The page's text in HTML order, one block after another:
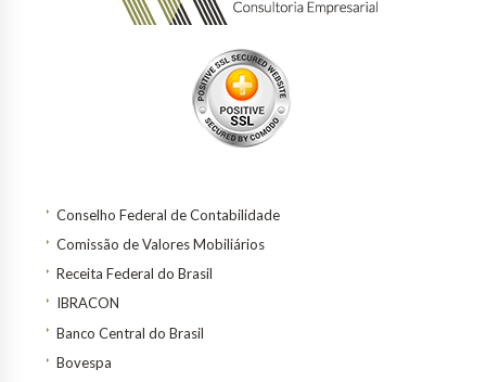
Conselho Federal de Contabilidade
Comissão de Valores Mobiliários
Receita Federal do Brasil
IBRACON
Banco Central do Brasil
Bovespa